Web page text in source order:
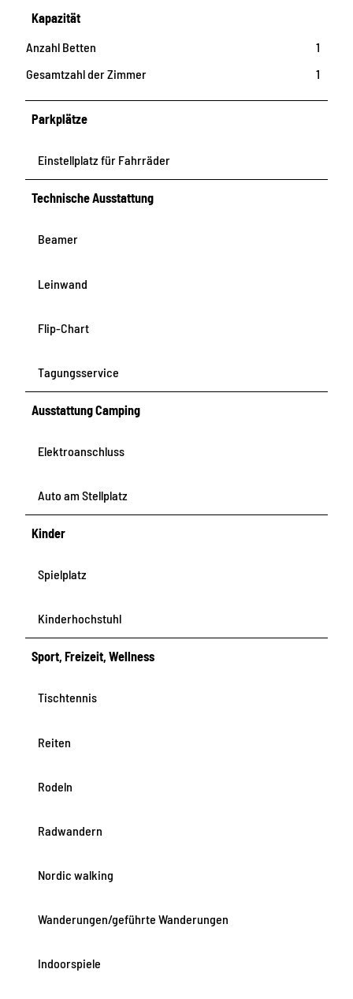
Kapazität
Anzahl Betten
1
Gesamtzahl der Zimmer
1
Parkplätze
Einstellplatz für Fahrräder
Technische Ausstattung
Beamer
Leinwand
Flip-Chart
Tagungsservice
Ausstattung Camping
Elektroanschluss
Auto am Stellplatz
Kinder
Spielplatz
Kinderhochstuhl
Sport, Freizeit, Wellness
Tischtennis
Reiten
Rodeln
Radwandern
Nordic walking
Wanderungen/geführte Wanderungen
Indoorspiele